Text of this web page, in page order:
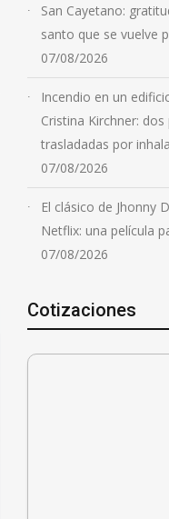
San Cayetano:
santo que se vuelve
07/08/2026
Incendio en un
Cristina Kirchner:
trasladadas por
07/08/2026
El clásico de Jhonny
Netflix: una película
07/08/2026
Cotizaciones